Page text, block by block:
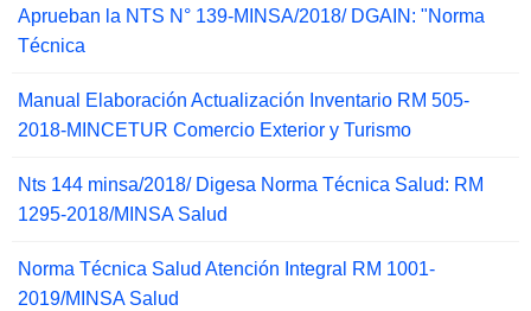
Aprueban la NTS N° 139-MINSA/2018/ DGAIN: "Norma
Técnica
Manual Elaboración Actualización Inventario RM 505-
2018-MINCETUR Comercio Exterior y Turismo
Nts 144 minsa/2018/ Digesa Norma Técnica Salud: RM
1295-2018/MINSA Salud
Norma Técnica Salud Atención Integral RM 1001-
2019/MINSA Salud